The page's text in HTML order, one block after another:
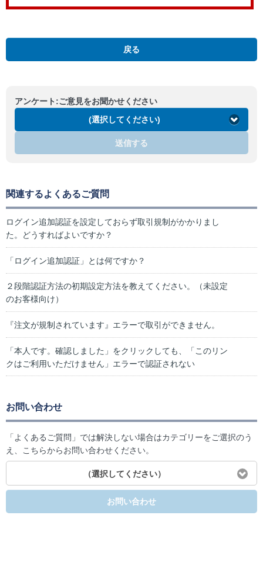
戻る
アンケート:ご意見をお聞かせください
(選択してください)
送信する
関連するよくあるご質問
ログイン追加認証を設定しておらず取引規制がかかりまし
た。どうすればよいですか？
「ログイン追加認証」とは何ですか？
２段階認証方法の初期設定方法を教えてください。（未設定
のお客様向け）
『注文が規制されています』エラーで取引ができません。
「本人です。確認しました」をクリックしても、「このリン
クはご利用いただけません」エラーで認証されない
お問い合わせ
「よくあるご質問」では解決しない場合はカテゴリーをご選択のう
え、こちらからお問い合わせください。
（選択してください）
お問い合わせ